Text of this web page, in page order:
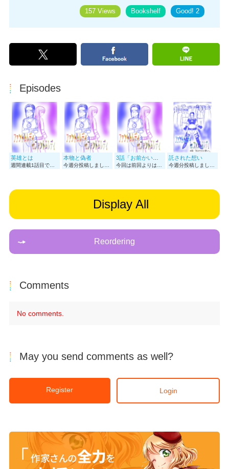
Good! 2
Bookshelf
157 Views
Episodes
英雄とは
週間連載1話目です！！ 頑張って描きましたので 感想とか貰えたら嬉しいです！！！😊
本物と偽者 3話「お前かい！」 託された想い
Display All
Reordering
Comments
No comments.
May you send comments as well?
Register Login